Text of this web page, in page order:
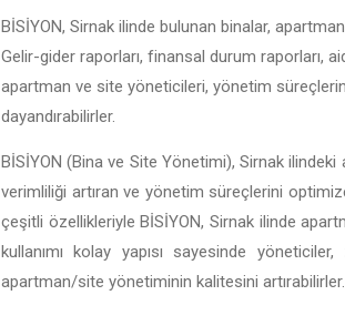
BİSİYON, Sirnak ilinde bulunan binalar,
Gelir-gider raporları, finansal durum raporları,
apartman ve site yöneticileri, yönetim
dayandırabilirler.
BİSİYON (Bina ve Site Yönetimi), Sirnak
verimliliği artıran ve yönetim süreçlerini
çeşitli özellikleriyle BİSİYON, Sirnak ilinde
kullanımı kolay yapısı sayesinde
apartman/site yönetiminin kalitesini artırabilirler.